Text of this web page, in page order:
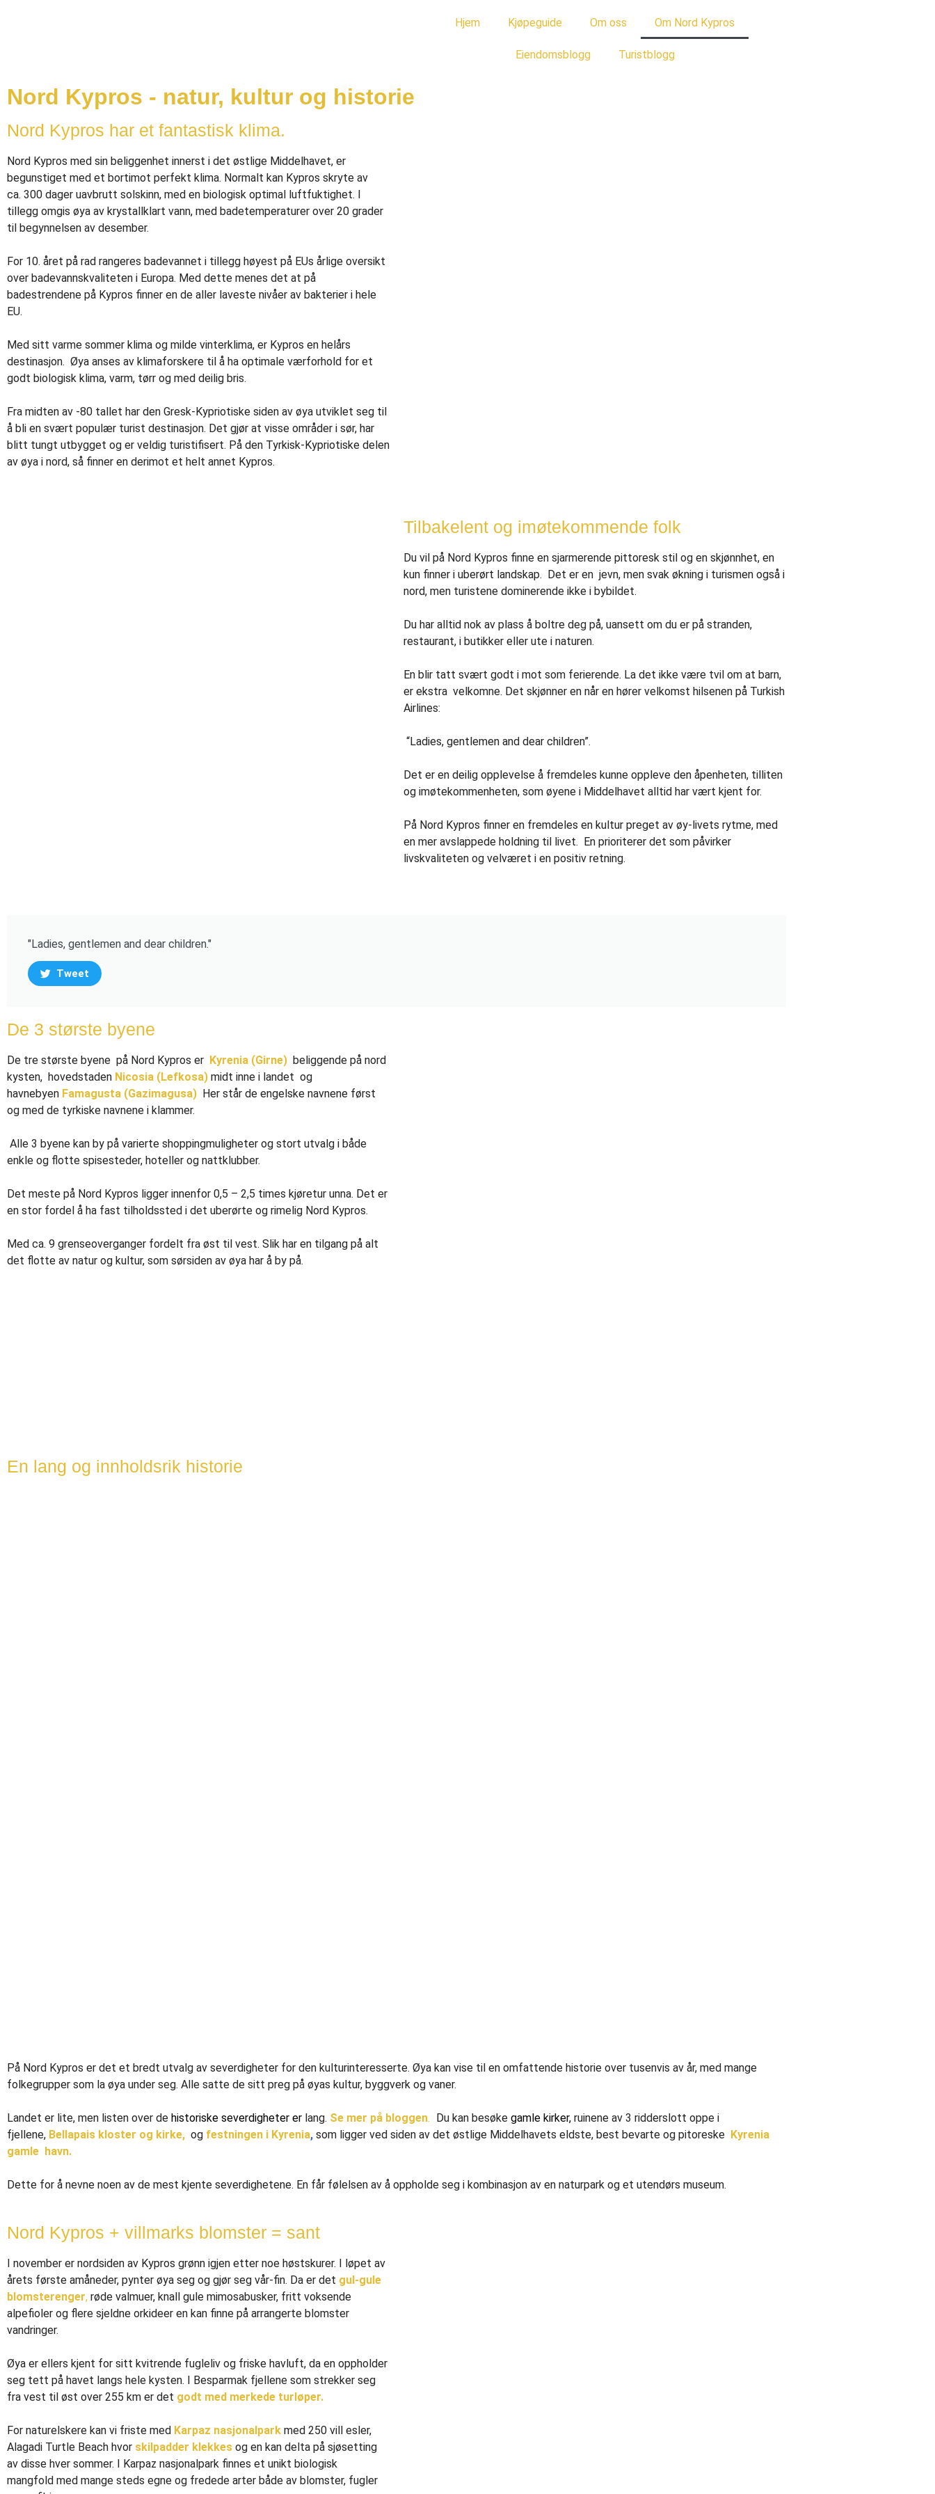
Hjem Kjøpeguide Om oss Om Nord Kypros
Eiendomsblogg Turistblogg
Nord Kypros - natur, kultur og historie
Nord Kypros har et fantastisk klima.
Nord Kypros med sin beliggenhet innerst i det østlige Middelhavet, er
begunstiget med et bortimot perfekt klima. Normalt kan Kypros skryte av
ca. 300 dager uavbrutt solskinn, med en biologisk optimal luftfuktighet. I
tillegg omgis øya av krystallklart vann, med badetemperaturer over 20 grader
til begynnelsen av desember.
For 10. året på rad rangeres badevannet i tillegg høyest på EUs årlige oversikt
over badevannskvaliteten i Europa. Med dette menes det at på
badestrendene på Kypros finner en de aller laveste nivåer av bakterier i hele
EU.
Med sitt varme sommer klima og milde vinterklima, er Kypros en helårs
destinasjon. Øya anses av klimaforskere til å ha optimale værforhold for et
godt biologisk klima, varm, tørr og med deilig bris.
Fra midten av -80 tallet har den Gresk-Kypriotiske siden av øya utviklet seg til
å bli en svært populær turist destinasjon. Det gjør at visse områder i sør, har
blitt tungt utbygget og er veldig turistifisert. På den Tyrkisk-Kypriotiske delen
av øya i nord, så finner en derimot et helt annet Kypros.
Tilbakelent og imøtekommende folk
Du vil på Nord Kypros finne en sjarmerende pittoresk stil og en skjønnhet, en
kun finner i uberørt landskap. Det er en jevn, men svak økning i turismen også i
nord, men turistene dominerende ikke i bybildet.
Du har alltid nok av plass å boltre deg på, uansett om du er på stranden,
restaurant, i butikker eller ute i naturen.
En blir tatt svært godt i mot som ferierende. La det ikke være tvil om at barn,
er ekstra velkomne. Det skjønner en når en hører velkomst hilsenen på Turkish
Airlines:
“Ladies, gentlemen and dear children”.
Det er en deilig opplevelse å fremdeles kunne oppleve den åpenheten, tilliten
og imøtekommenheten, som øyene i Middelhavet alltid har vært kjent for.
På Nord Kypros finner en fremdeles en kultur preget av øy-livets rytme, med
en mer avslappede holdning til livet. En prioriterer det som påvirker
livskvaliteten og velværet i en positiv retning.
"Ladies, gentlemen and dear children."
Tweet
De 3 største byene
De tre største byene på Nord Kypros er Kyrenia (Girne) beliggende på nord
kysten, hovedstaden Nicosia (Lefkosa) midt inne i landet og
havnebyen Famagusta (Gazimagusa) Her står de engelske navnene først
og med de tyrkiske navnene i klammer.
Alle 3 byene kan by på varierte shoppingmuligheter og stort utvalg i både
enkle og flotte spisesteder, hoteller og nattklubber.
Det meste på Nord Kypros ligger innenfor 0,5 – 2,5 times kjøretur unna. Det er
en stor fordel å ha fast tilholdssted i det uberørte og rimelig Nord Kypros.
Med ca. 9 grenseoverganger fordelt fra øst til vest. Slik har en tilgang på alt
det flotte av natur og kultur, som sørsiden av øya har å by på.
En lang og innholdsrik historie
På Nord Kypros er det et bredt utvalg av severdigheter for den kulturinteresserte. Øya kan vise til en omfattende historie over tusenvis av år, med mange
folkegrupper som la øya under seg. Alle satte de sitt preg på øyas kultur, byggverk og vaner.
Landet er lite, men listen over de historiske severdigheter er lang. Se mer på bloggen. Du kan besøke gamle kirker, ruinene av 3 ridderslott oppe i
fjellene, Bellapais kloster og kirke, og festningen i Kyrenia, som ligger ved siden av det østlige Middelhavets eldste, best bevarte og pitoreske Kyrenia
gamle havn.
Dette for å nevne noen av de mest kjente severdighetene. En får følelsen av å oppholde seg i kombinasjon av en naturpark og et utendørs museum.
Nord Kypros + villmarks blomster = sant
I november er nordsiden av Kypros grønn igjen etter noe høstskurer. I løpet av
årets første amåneder, pynter øya seg og gjør seg vår-fin. Da er det gul-gule
blomsterenger, røde valmuer, knall gule mimosabusker, fritt voksende
alpefioler og flere sjeldne orkideer en kan finne på arrangerte blomster
vandringer.
Øya er ellers kjent for sitt kvitrende fugleliv og friske havluft, da en oppholder
seg tett på havet langs hele kysten. I Besparmak fjellene som strekker seg
fra vest til øst over 255 km er det godt med merkede turløper.
For naturelskere kan vi friste med Karpaz nasjonalpark med 250 vill esler,
Alagadi Turtle Beach hvor skilpadder klekkes og en kan delta på sjøsetting
av disse hver sommer. I Karpaz nasjonalpark finnes et unikt biologisk
mangfold med mange steds egne og fredede arter både av blomster, fugler